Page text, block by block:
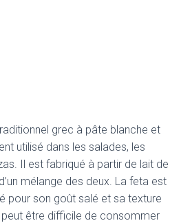
grec à pâte blanche et
utilisé dans les salades, les
Il est fabriqué à partir de lait de
mélange des deux. La feta est
pour son goût salé et sa texture
peut être difficile de consommer